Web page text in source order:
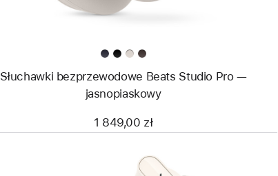
Słuchawki bezprzewodowe Beats Studio Pro —
jasnopiaskowy
1 849,00 zł